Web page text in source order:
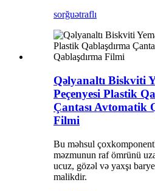
sorğuətraflı
Qəlyanaltı Biskviti
Peçenyesi Plastik
Çantası Avtomatik
Filmi
Bu məhsul
məzmunun raf ömrünü
ucuz, gözəl və yaxşı
malikdir.